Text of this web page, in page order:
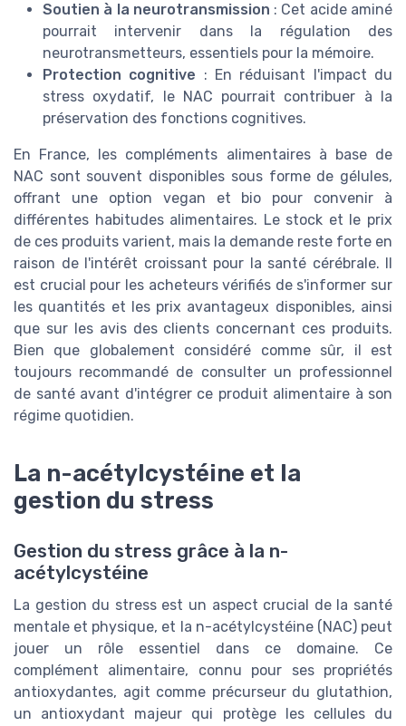
Soutien à la neurotransmission : Cet acide aminé
pourrait intervenir dans la régulation des
neurotransmetteurs, essentiels pour la mémoire.
Protection cognitive : En réduisant l'impact du
stress oxydatif, le NAC pourrait contribuer à la
préservation des fonctions cognitives.
En France, les compléments alimentaires à base de
NAC sont souvent disponibles sous forme de gélules,
offrant une option vegan et bio pour convenir à
différentes habitudes alimentaires. Le stock et le prix
de ces produits varient, mais la demande reste forte en
raison de l'intérêt croissant pour la santé cérébrale. Il
est crucial pour les acheteurs vérifiés de s'informer sur
les quantités et les prix avantageux disponibles, ainsi
que sur les avis des clients concernant ces produits.
Bien que globalement considéré comme sûr, il est
toujours recommandé de consulter un professionnel
de santé avant d'intégrer ce produit alimentaire à son
régime quotidien.
La n-acétylcystéine et la
gestion du stress
Gestion du stress grâce à la n-
acétylcystéine
La gestion du stress est un aspect crucial de la santé
mentale et physique, et la n-acétylcystéine (NAC) peut
jouer un rôle essentiel dans ce domaine. Ce
complément alimentaire, connu pour ses propriétés
antioxydantes, agit comme précurseur du glutathion,
un antioxydant majeur qui protège les cellules du